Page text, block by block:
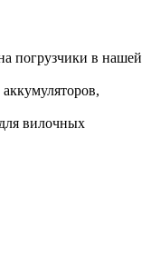
погрузчики в нашей
вилочных